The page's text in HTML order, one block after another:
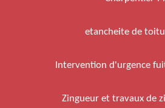
etancheite de
Intervention d'urgence
Zingueur et travaux de